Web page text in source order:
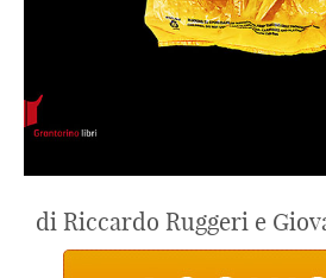
di Riccardo Ruggeri e